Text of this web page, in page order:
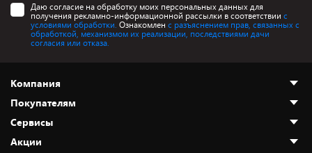
Даю согласие на обработку моих персональных данных для
получения рекламно-информационной рассылки в соответствии с
условиями обработки. Ознакомлен с разъяснением прав, связанных с
обработкой, механизмом их реализации, последствиями дачи
согласия или отказа.
Компания
О нас
Адреса магазинов
Новости
Покупателям
Как сделать заказ
Сервисы
Акции